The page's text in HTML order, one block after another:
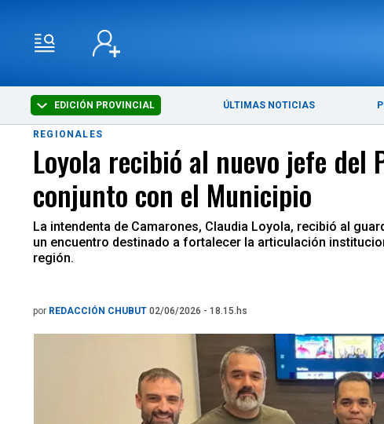
EDICIÓN PROVINCIAL ÚLTIMAS NOTICIAS
REGIONALES
Loyola recibió al nuevo jefe
conjunto con el Municipio
La intendenta de Camarones, Claudia Loyola, recibió al
un encuentro destinado a fortalecer la articulación
región.
por REDACCIÓN CHUBUT 02/06/2026 - 18.15.hs